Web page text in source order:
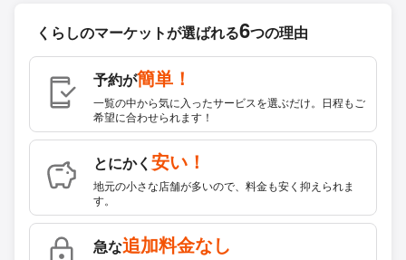
くらしのマーケットが選ばれる6つの理由
予約が簡単！
一覧の中から気に入ったサービスを選ぶだけ。日程もご
希望に合わせられます！
とにかく 安い！
地元の小さな店舗が多いので、料金も安く抑えられま
す。
急な追加料金なし